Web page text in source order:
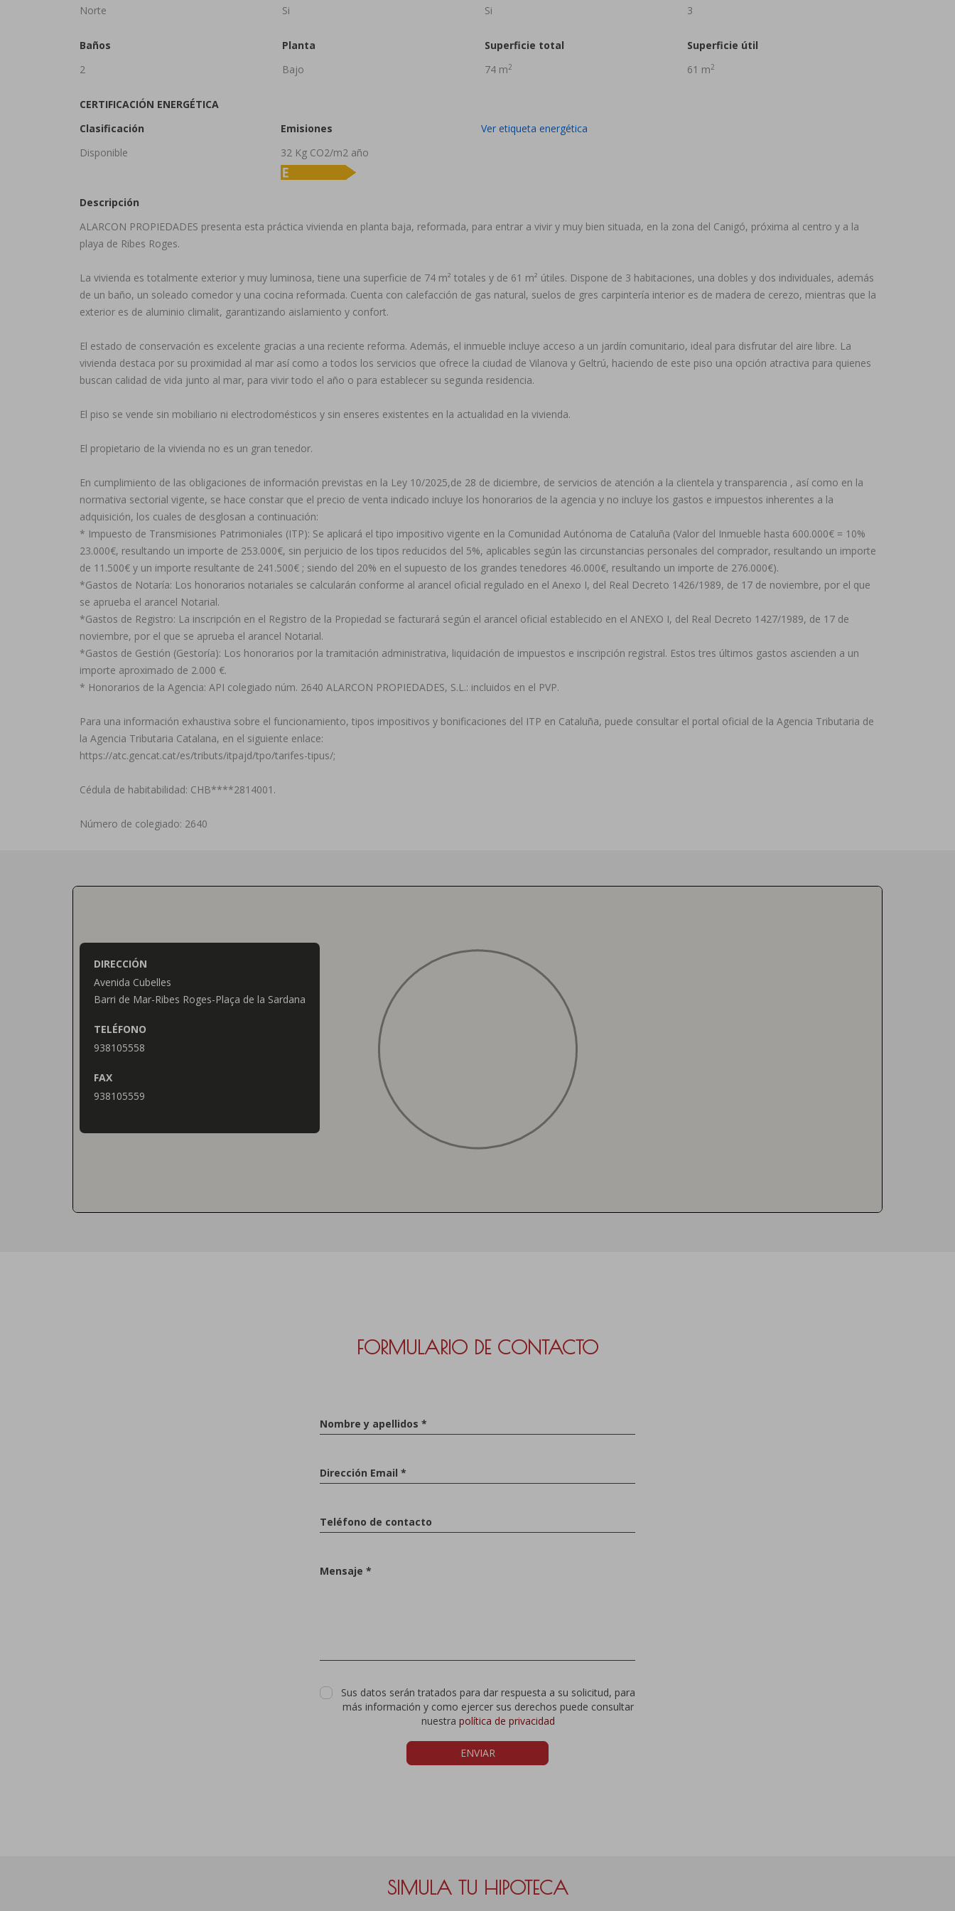
Norte
Si
Si
3
Baños
2
Planta
Bajo
Superficie total
74 m2
Superficie útil
61 m2
CERTIFICACIÓN ENERGÉTICA
Clasificación
Disponible
Emisiones
32 Kg CO2/m2 año
Ver etiqueta energética
Descripción
ALARCON PROPIEDADES presenta esta práctica vivienda en planta baja, reformada, para entrar a vivir y muy bien situada, en la zona del Canigó, próxima al centro y a la
playa de Ribes Roges.
La vivienda es totalmente exterior y muy luminosa, tiene una superficie de 74 m² totales y de 61 m² útiles. Dispone de 3 habitaciones, una dobles y dos individuales, además
de un baño, un soleado comedor y una cocina reformada. Cuenta con calefacción de gas natural, suelos de gres carpintería interior es de madera de cerezo, mientras que la
exterior es de aluminio climalit, garantizando aislamiento y confort.
El estado de conservación es excelente gracias a una reciente reforma. Además, el inmueble incluye acceso a un jardín comunitario, ideal para disfrutar del aire libre. La
vivienda destaca por su proximidad al mar así como a todos los servicios que ofrece la ciudad de Vilanova y Geltrú, haciendo de este piso una opción atractiva para quienes
buscan calidad de vida junto al mar, para vivir todo el año o para establecer su segunda residencia.
El piso se vende sin mobiliario ni electrodomésticos y sin enseres existentes en la actualidad en la vivienda.
El propietario de la vivienda no es un gran tenedor.
En cumplimiento de las obligaciones de información previstas en la Ley 10/2025,de 28 de diciembre, de servicios de atención a la clientela y transparencia , así como en la
normativa sectorial vigente, se hace constar que el precio de venta indicado incluye los honorarios de la agencia y no incluye los gastos e impuestos inherentes a la
adquisición, los cuales de desglosan a continuación:
* Impuesto de Transmisiones Patrimoniales (ITP): Se aplicará el tipo impositivo vigente en la Comunidad Autónoma de Cataluña (Valor del Inmueble hasta 600.000€ = 10%
23.000€, resultando un importe de 253.000€, sin perjuicio de los tipos reducidos del 5%, aplicables según las circunstancias personales del comprador, resultando un importe
de 11.500€ y un importe resultante de 241.500€ ; siendo del 20% en el supuesto de los grandes tenedores 46.000€, resultando un importe de 276.000€).
*Gastos de Notaría: Los honorarios notariales se calcularán conforme al arancel oficial regulado en el Anexo I, del Real Decreto 1426/1989, de 17 de noviembre, por el que
se aprueba el arancel Notarial.
*Gastos de Registro: La inscripción en el Registro de la Propiedad se facturará según el arancel oficial establecido en el ANEXO I, del Real Decreto 1427/1989, de 17 de
noviembre, por el que se aprueba el arancel Notarial.
*Gastos de Gestión (Gestoría): Los honorarios por la tramitación administrativa, liquidación de impuestos e inscripción registral. Estos tres últimos gastos ascienden a un
importe aproximado de 2.000 €.
* Honorarios de la Agencia: API colegiado núm. 2640 ALARCON PROPIEDADES, S.L.: incluidos en el PVP.
Para una información exhaustiva sobre el funcionamiento, tipos impositivos y bonificaciones del ITP en Cataluña, puede consultar el portal oficial de la Agencia Tributaria de
la Agencia Tributaria Catalana, en el siguiente enlace:
https://atc.gencat.cat/es/tributs/itpajd/tpo/tarifes-tipus/;
Cédula de habitabilidad: CHB****2814001.
Número de colegiado: 2640
DIRECCIÓN
Avenida Cubelles
Barri de Mar-Ribes Roges-Plaça de la Sardana
TELÉFONO
938105558
FAX
938105559
FORMULARIO DE CONTACTO
Nombre y apellidos *
Dirección Email *
Teléfono de contacto
Mensaje *
Sus datos serán tratados para dar respuesta a su solicitud, para
más información y como ejercer sus derechos puede consultar
nuestra política de privacidad
ENVIAR
SIMULA TU HIPOTECA